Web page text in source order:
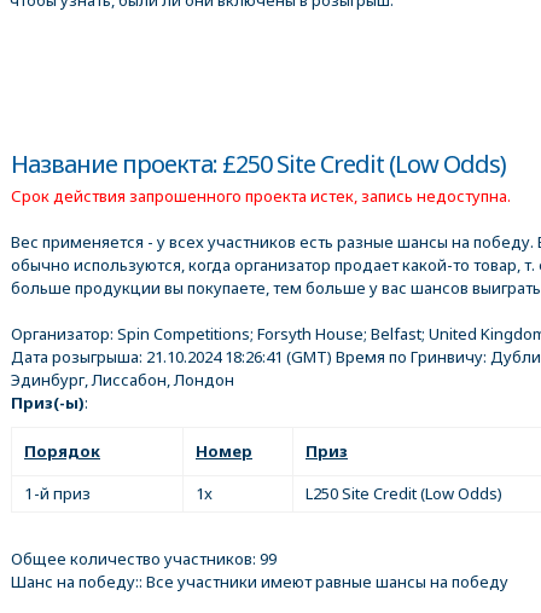
Название проекта: £250 Site Credit (Low Odds)
Срок действия запрошенного проекта истек, запись недоступна.
Вес применяется - у всех участников есть разные шансы на победу.
обычно используются, когда организатор продает какой-то товар,
больше продукции вы покупаете, тем больше у вас шансов
Организатор: Spin Competitions; Forsyth House; Belfast; United
Дата розыгрыша: 21.10.2024 18:26:41 (GMT) Время по Гринвичу:
Эдинбург, Лиссабон, Лондон
Приз(-ы):
Порядок Номер
Приз
1-й приз
1x L250 Site Credit (Low Odds)
Общее количество участников: 99
Шанс на победу:: Все участники имеют равные шансы на победу